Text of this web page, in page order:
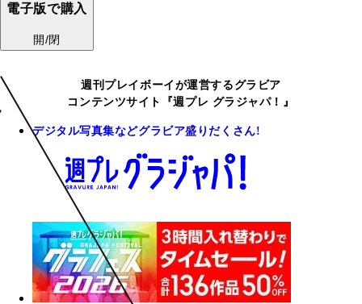
電子版で購入
開/閉
週刊プレイボーイが運営するグラビア
コンテンツサイト『週プレ グラジャパ！』
デジタル写真集などグラビア盛りだくさん!